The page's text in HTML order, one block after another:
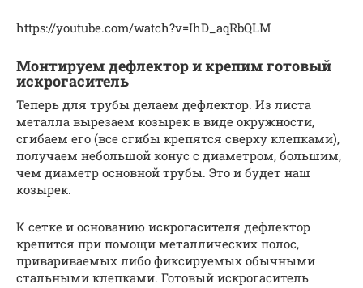
https://youtube.com/watch?v=IhD_aqRbQLM
Монтируем дефлектор и крепим готовый
искрогаситель
Теперь для трубы делаем дефлектор. Из листа
металла вырезаем козырек в виде окружности,
сгибаем его (все сгибы крепятся сверху клепками),
получаем небольшой конус с диаметром, большим,
чем диаметр основной трубы. Это и будет наш
козырек.
К сетке и основанию искрогасителя дефлектор
крепится при помощи металлических полос,
привариваемых либо фиксируемых обычными
стальными клепками. Готовый искрогаситель